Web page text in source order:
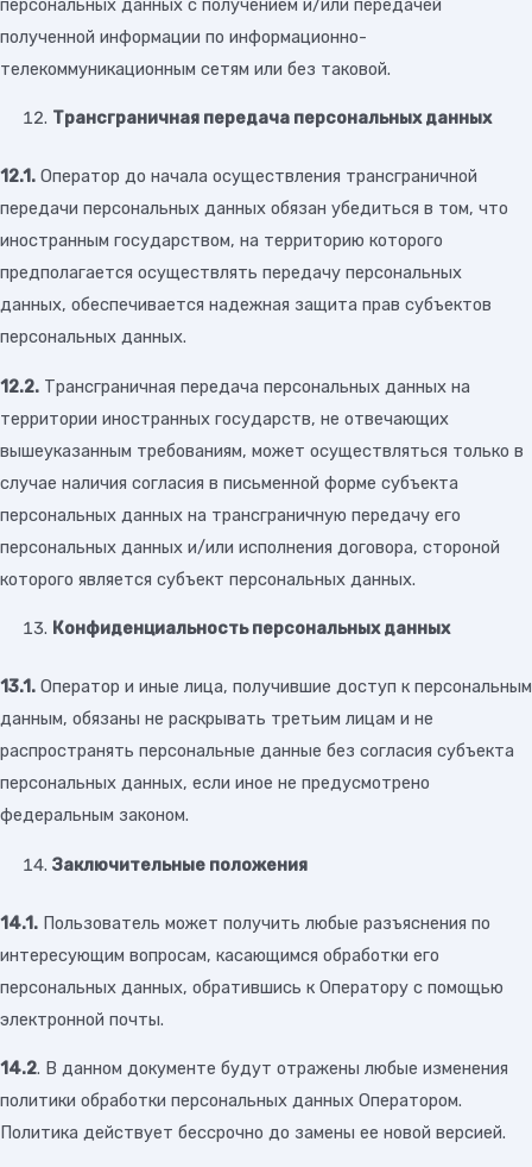
персональных данных с получением и/или передачей
полученной информации по информационно-
телекоммуникационным сетям или без таковой.
Трансграничная передача персональных данных
12.1. Оператор до начала осуществления трансграничной
передачи персональных данных обязан убедиться в том, что
иностранным государством, на территорию которого
предполагается осуществлять передачу персональных
данных, обеспечивается надежная защита прав субъектов
персональных данных.
12.2. Трансграничная передача персональных данных на
территории иностранных государств, не отвечающих
вышеуказанным требованиям, может осуществляться только в
случае наличия согласия в письменной форме субъекта
персональных данных на трансграничную передачу его
персональных данных и/или исполнения договора, стороной
которого является субъект персональных данных.
Конфиденциальность персональных данных
13.1. Оператор и иные лица, получившие доступ к персональным
данным, обязаны не раскрывать третьим лицам и не
распространять персональные данные без согласия субъекта
персональных данных, если иное не предусмотрено
федеральным законом.
Заключительные положения
14.1. Пользователь может получить любые разъяснения по
интересующим вопросам, касающимся обработки его
персональных данных, обратившись к Оператору с помощью
электронной почты.
14.2. В данном документе будут отражены любые изменения
политики обработки персональных данных Оператором.
Политика действует бессрочно до замены ее новой версией.